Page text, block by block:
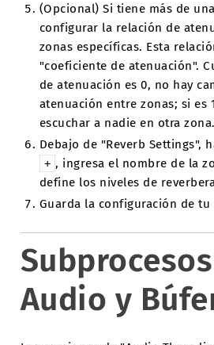
(Opcional) Si tiene más de
configurar la relación de
zonas específicas. Esta
"coeficiente de atenuación".
de atenuación es 0, no hay
atenuación entre zonas; si es
escuchar a nadie en otra zona.
Debajo de "Reverb Settings",
+ , ingresa el nombre de la
define los niveles de
Guarda la configuración de
Audio y